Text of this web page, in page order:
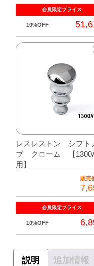
ン
会員限定プライス
10%OFF
レスレストン シフト
ブ クローム 【
用】
販売
会員限定プライス
10%OFF
説明 追加情報